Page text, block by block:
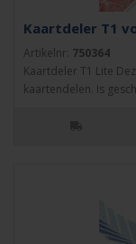
Kaartdeler T1
Artikelnr: 750364
Kaartdeler T1 Lite
kaartendelen. Is